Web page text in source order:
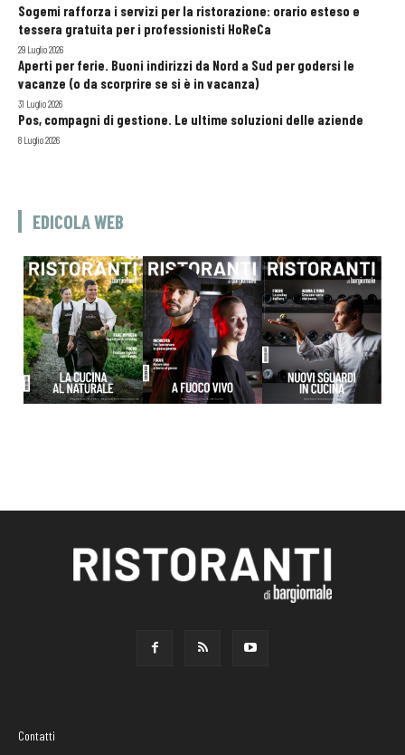
Sogemi rafforza i servizi per la ristorazione: orario esteso e
tessera gratuita per i professionisti HoReCa
29 Luglio 2026
Aperti per ferie. Buoni indirizzi da Nord a Sud per godersi le
vacanze (o da scorprire se si è in vacanza)
31 Luglio 2026
Pos, compagni di gestione. Le ultime soluzioni delle aziende
8 Luglio 2026
EDICOLA WEB
Contatti